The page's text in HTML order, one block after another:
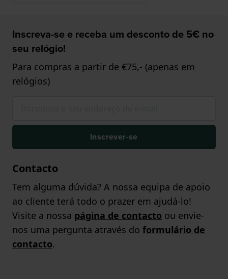
Inscreva-se e receba um desconto de 5€ no
seu relógio!
Para compras a partir de €75,- (apenas em
relógios)
Inscrever-se
Contacto
Tem alguma dúvida? A nossa equipa de apoio
ao cliente terá todo o prazer em ajudá-lo!
Visite a nossa página de contacto ou envie-
nos uma pergunta através do formulário de
contacto.